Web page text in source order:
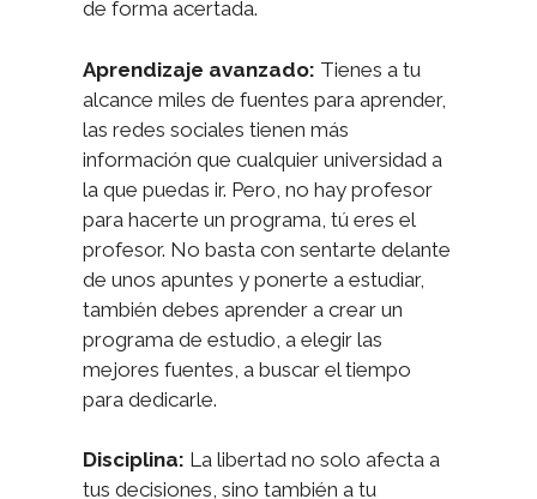
de forma acertada.
Aprendizaje avanzado: Tienes a tu
alcance miles de fuentes para aprender,
las redes sociales tienen más
información que cualquier universidad a
la que puedas ir. Pero, no hay profesor
para hacerte un programa, tú eres el
profesor. No basta con sentarte delante
de unos apuntes y ponerte a estudiar,
también debes aprender a crear un
programa de estudio, a elegir las
mejores fuentes, a buscar el tiempo
para dedicarle.
Disciplina: La libertad no solo afecta a
tus decisiones, sino también a tu